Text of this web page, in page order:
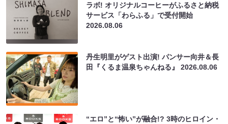
ラボ! オリジナルコーヒーがふるさと納税
サービス「わらふる」で受付開始
2026.08.06
丹生明里がゲスト出演! パンサー向井＆長
田『くるま温泉ちゃんねる』2026.08.06
“エロ”と“怖い”が融合!? 3時のヒロイン・